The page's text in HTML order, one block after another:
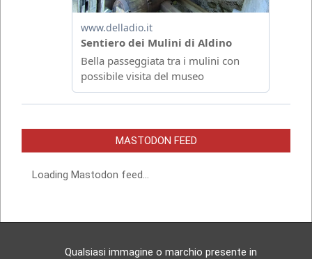
MASTODON FEED
Loading Mastodon feed...
Qualsiasi immagine o marchio presente in